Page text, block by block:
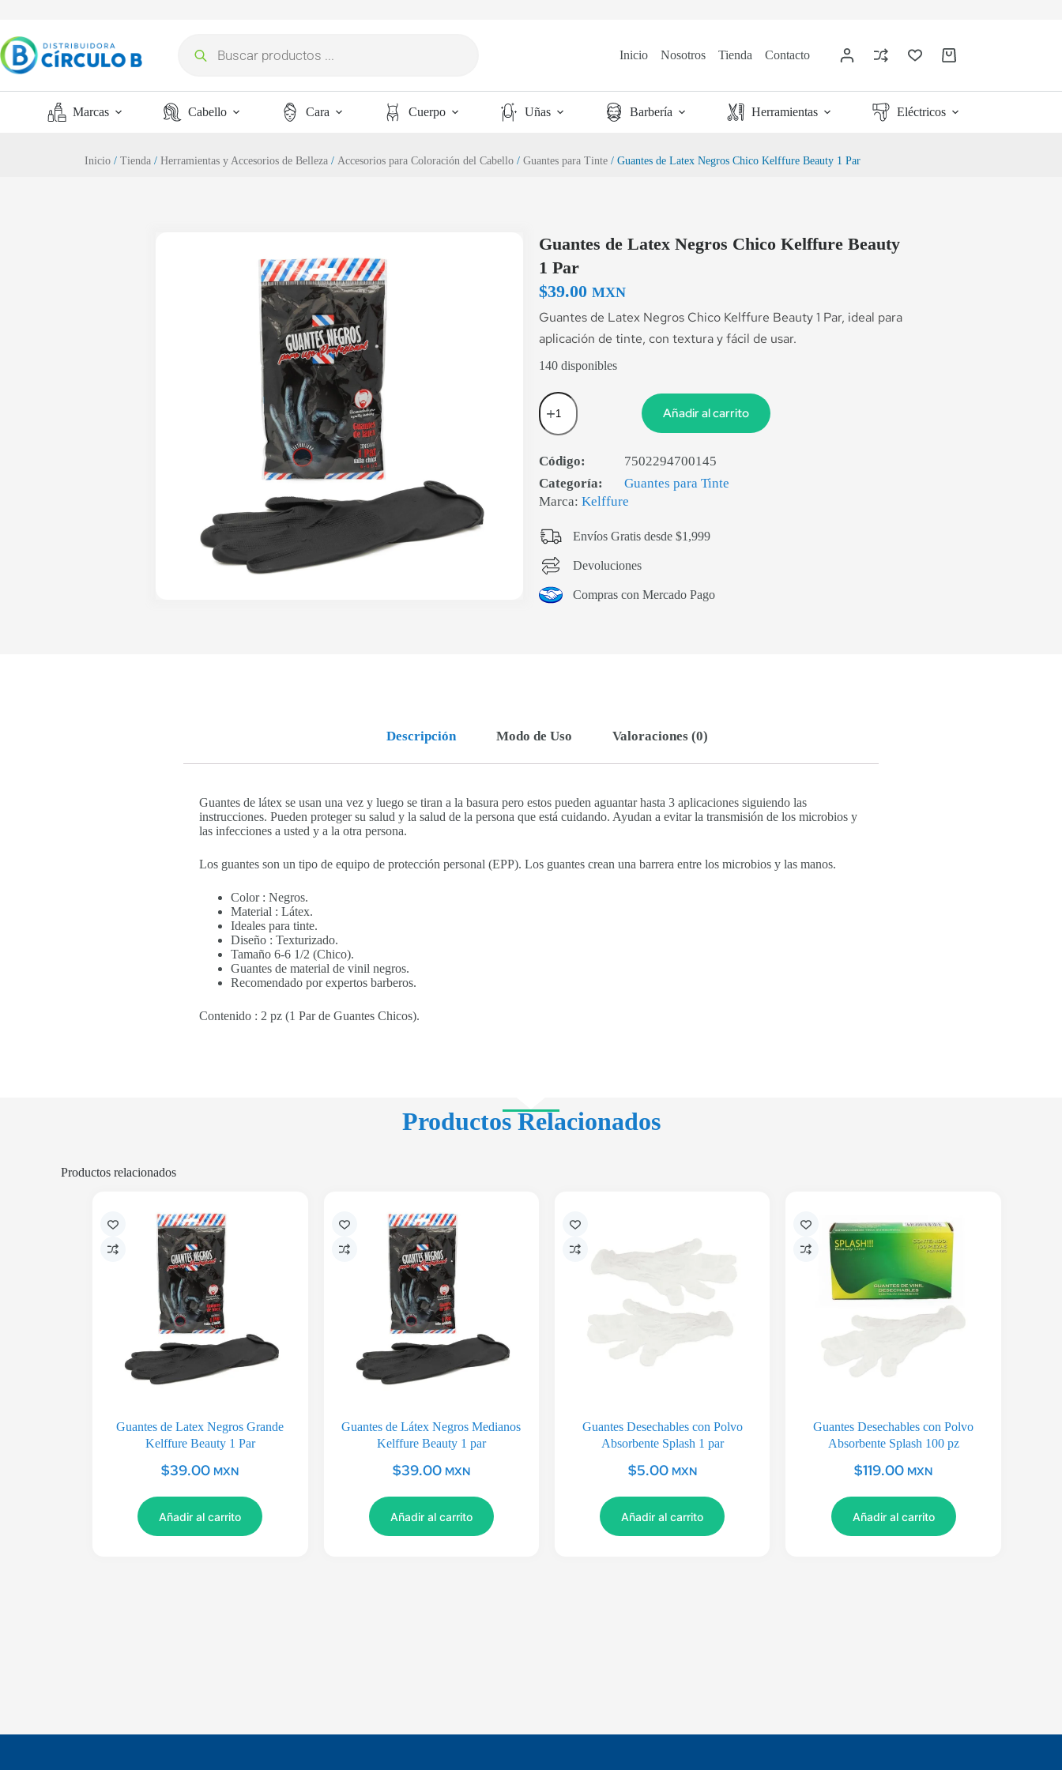
Inicio Nosotros Tienda Contacto
Marcas Cabello Cara Cuerpo Uñas Barbería Herramientas Eléctricos
Inicio /Tienda /Herramientas y Accesorios de Belleza /Accesorios para Coloración del Cabello /Guantes para Tinte / Guantes de Latex Negros Chico Kelffure Beauty 1 Par
Guantes de Latex Negros Chico Kelffure Beauty
1 Par
$39.00 MXN
Guantes de Latex Negros Chico Kelffure Beauty 1 Par, ideal para
aplicación de tinte, con textura y fácil de usar.
140 disponibles
Añadir al carrito
Código:
7502294700145
Categoría:
Guantes para Tinte
Marca: Kelffure
Envíos Gratis desde $1,999
Devoluciones
Compras con Mercado Pago
Descripción Modo de Uso Valoraciones (0)
Guantes de látex se usan una vez y luego se tiran a la basura pero estos pueden aguantar hasta 3 aplicaciones siguiendo las
instrucciones. Pueden proteger su salud y la salud de la persona que está cuidando. Ayudan a evitar la transmisión de los microbios y
las infecciones a usted y a la otra persona.
Los guantes son un tipo de equipo de protección personal (EPP). Los guantes crean una barrera entre los microbios y las manos.
Color : Negros.
Material : Látex.
Ideales para tinte.
Diseño : Texturizado.
Tamaño 6-6 1/2 (Chico).
Guantes de material de vinil negros.
Recomendado por expertos barberos.
Contenido : 2 pz (1 Par de Guantes Chicos).
Productos Relacionados
Productos relacionados
Guantes de Latex Negros Grande
Kelffure Beauty 1 Par
$39.00 MXN
Añadir al carrito
Guantes de Látex Negros Medianos
Kelffure Beauty 1 par
$39.00 MXN
Añadir al carrito
Guantes Desechables con Polvo
Absorbente Splash 1 par
$5.00 MXN
Añadir al carrito
Guantes Desechables con Polvo
Absorbente Splash 100 pz
$119.00 MXN
Añadir al carrito